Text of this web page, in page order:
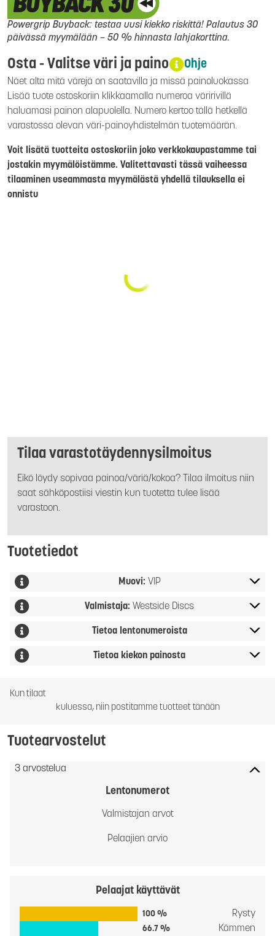
Powergrip Buyback: testaa uusi kiekko riskittä! Palautus 30
päivässä myymälään – 50 % hinnasta lahjakorttina.
Osta - Valitse väri ja paino Ohje
Näet alta mitä värejä on saatavilla ja missä painoluokassa
Lisää tuote ostoskoriin klikkaamalla numeroa väririvillä
haluamasi painon alapuolella. Numero kertoo tällä hetkellä
varastossa olevan väri-painoyhdistelmän tuotemäärän.
Voit lisätä tuotteita ostoskoriin joko verkkokaupastamme tai
jostakin myymälöistämme. Valitettavasti tässä vaiheessa
tilaaminen useammasta myymälästä yhdellä tilauksella ei
onnistu
Tilaa varastotäydennysilmoitus
Eikö löydy sopivaa painoa/väriä/kokoa? Tilaa ilmoitus niin
saat sähköpostiisi viestin kun tuotetta tulee lisää
varastoon.
Tuotetiedot
Muovi: VIP
Valmistaja: Westside Discs
Tietoa lentonumeroista
Tietoa kiekon painosta
Kun tilaat
kuluessa, niin postitamme tuotteet tänään
Tuotearvostelut
3 arvostelua
Lentonumerot
Valmistajan arvot
Pelaajien arvio
Pelaajat käyttävät
100 % Rysty
66.7 % Kämmen